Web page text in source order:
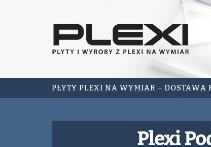
PŁYTY PLEXI NA WYMIAR – DOSTAWA
Plexi